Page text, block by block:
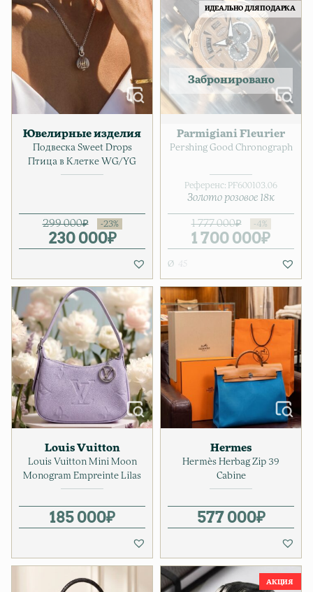
Ювелирные изделия
Подвеска Sweet Drops
Птица в Клетке WG/YG
299 000₽
Первоначальная цена
230 000₽
Текущая цена: 230 000₽.
ИДЕАЛЬНО ДЛЯ ПОДАРКА
Parmigiani Fleurier
Pershing Good Chronograph
Референс: PF600103.06
Золото розовое 18к
1 777 000₽
1 700 000₽
Текущая
45
Louis Vuitton
Louis Vuitton Mini Moon
Monogram Empreinte Lilas
185 000₽
Hermes
Hermès Herbag Zip 39
Cabine
577 000₽